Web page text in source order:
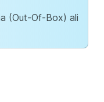
(Out-Of-Box) ali